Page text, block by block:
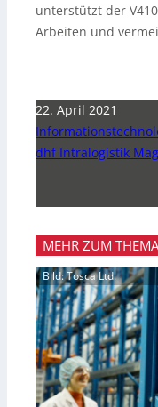
unterstützt der
Arbeiten und
22. April 2021
dhf Intralogistik
MEHR ZUM THEMA
Bild: Tosca Ltd.